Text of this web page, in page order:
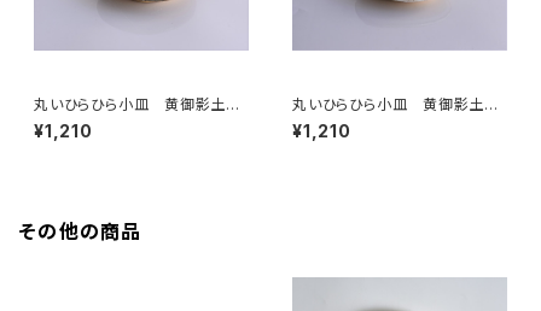
丸いひらひら小皿 黄御影土×
白鼠結晶釉
¥1,210
丸いひらひら小皿 黄御影土×
チタンマット釉
¥1,210
その他の商品